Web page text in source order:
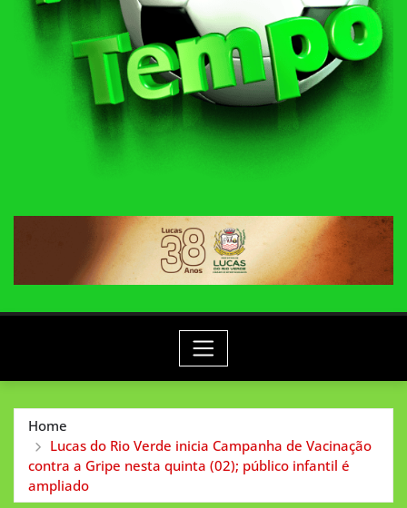
Home
Lucas do Rio Verde inicia Campanha de Vacinação
contra a Gripe nesta quinta (02); público infantil é
ampliado